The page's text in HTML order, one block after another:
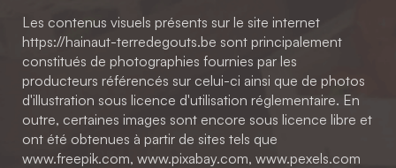
Les contenus visuels présents sur le site internet
https://hainaut-terredegouts.be sont principalement
constitués de photographies fournies par les
producteurs référencés sur celui-ci ainsi que de photos
d'illustration sous licence d'utilisation réglementaire. En
outre, certaines images sont encore sous licence libre et
ont été obtenues à partir de sites tels que
www.freepik.com, www.pixabay.com, www.pexels.com